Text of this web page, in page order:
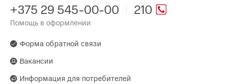
210
+375 29 545-00-00
Помощь в оформлении
Форма обратной связи
Вакансии
Информация для потребителей